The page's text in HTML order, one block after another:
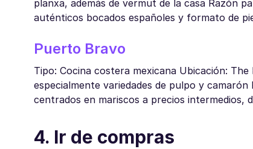
planxa, además de vermut de la casa Razón
auténticos bocados españoles y formato de
Puerto Bravo
Tipo: Cocina costera mexicana Ubicación:
especialmente variedades de pulpo y
centrados en mariscos a precios intermedios,
4. Ir de compras